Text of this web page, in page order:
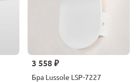
3 558 ₽
Бра Lussole LSP-7227